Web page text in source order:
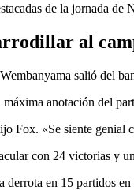
de la jornada
al
salió del
anotación del
Fox. «Se siente genial
con 24 victorias y
en 15 partidos